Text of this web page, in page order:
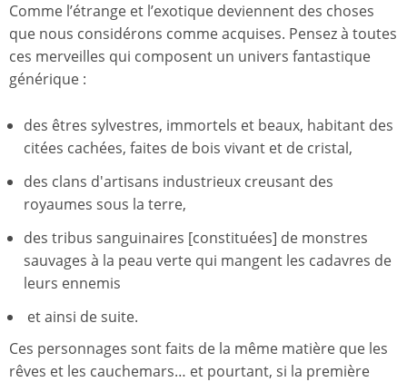
Comme l’étrange et l’exotique deviennent des choses
que nous considérons comme acquises. Pensez à toutes
ces merveilles qui composent un univers fantastique
générique :
des êtres sylvestres, immortels et beaux, habitant des
citées cachées, faites de bois vivant et de cristal,
des clans d'artisans industrieux creusant des
royaumes sous la terre,
des tribus sanguinaires [constituées] de monstres
sauvages à la peau verte qui mangent les cadavres de
leurs ennemis
et ainsi de suite.
Ces personnages sont faits de la même matière que les
rêves et les cauchemars… et pourtant, si la première